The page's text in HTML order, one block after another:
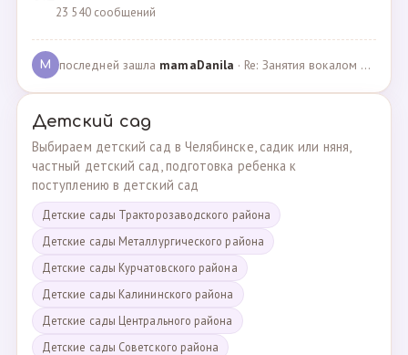
23 540 сообщений
M последней зашла mamaDanila · Re: Занятия вокалом и танцами для подростков с мент… · 12.03.2025
Детский сад
Выбираем детский сад в Челябинске, садик или няня,
частный детский сад, подготовка ребенка к
поступлению в детский сад
Детские сады Тракторозаводского района
Детские сады Металлургического района
Детские сады Курчатовского района
Детские сады Калининского района
Детские сады Центрального района
Детские сады Советского района